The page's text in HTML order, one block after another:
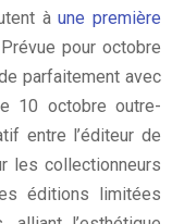
àune première
. Prévue pour octobre
parfaitement avec
10 octobre outre-
entre l’éditeur de
les collectionneurs
éditions limitées